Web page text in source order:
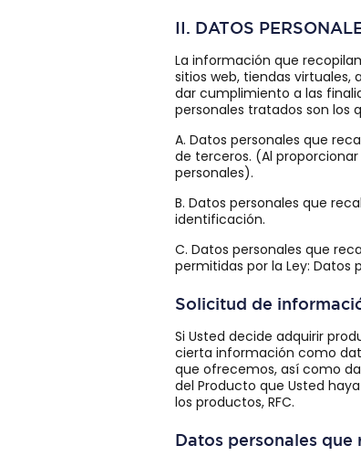
II. DATOS
La información que
sitios web, tiendas virtuales,
dar cumplimiento a las
personales tratados son los
A. Datos personales que
de terceros. (Al
personales).
B. Datos personales que
identificación.
C. Datos personales que
permitidas por la Ley: Datos
Solicitud de
Si Usted decide adquirir
cierta información como
que ofrecemos, así como
del Producto que Usted
los productos, RFC.
Datos personales